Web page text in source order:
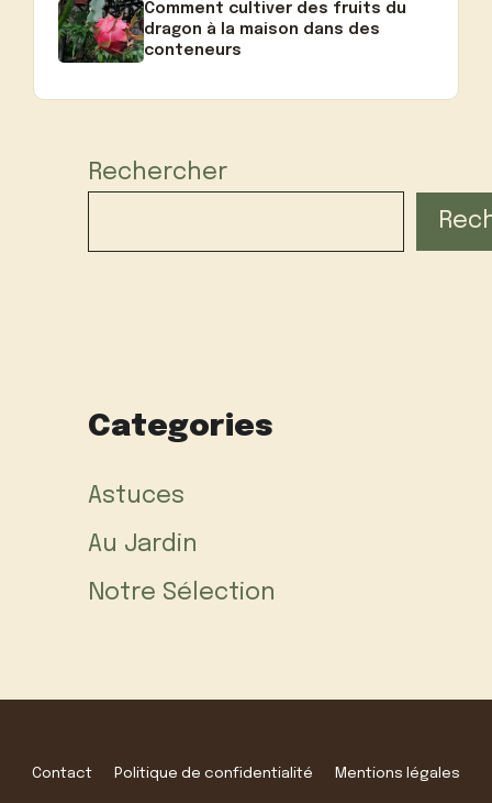
Comment cultiver des fruits du
dragon à la maison dans des
conteneurs
Rechercher
Categories
Astuces
Au Jardin
Notre Sélection
Contact Politique de confidentialité Mentions légales